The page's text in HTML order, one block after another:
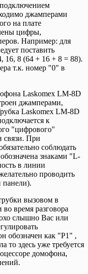
джамперами
на плате
цифры,
Например: для
поставить
16, 8 (64 + 16 + 8 = 88).
т.к. номер "0" в
Laskomex LM-8D
джамперами,
Laskomex LM-8D
к
"цифрового"
связи. При
соблюдать
знаками "L-
в линии
проводить
панели).
вызовом в
время разговора
слышно Вас или
обозначен как "P1" ,
то здесь уже требуется
домофона,